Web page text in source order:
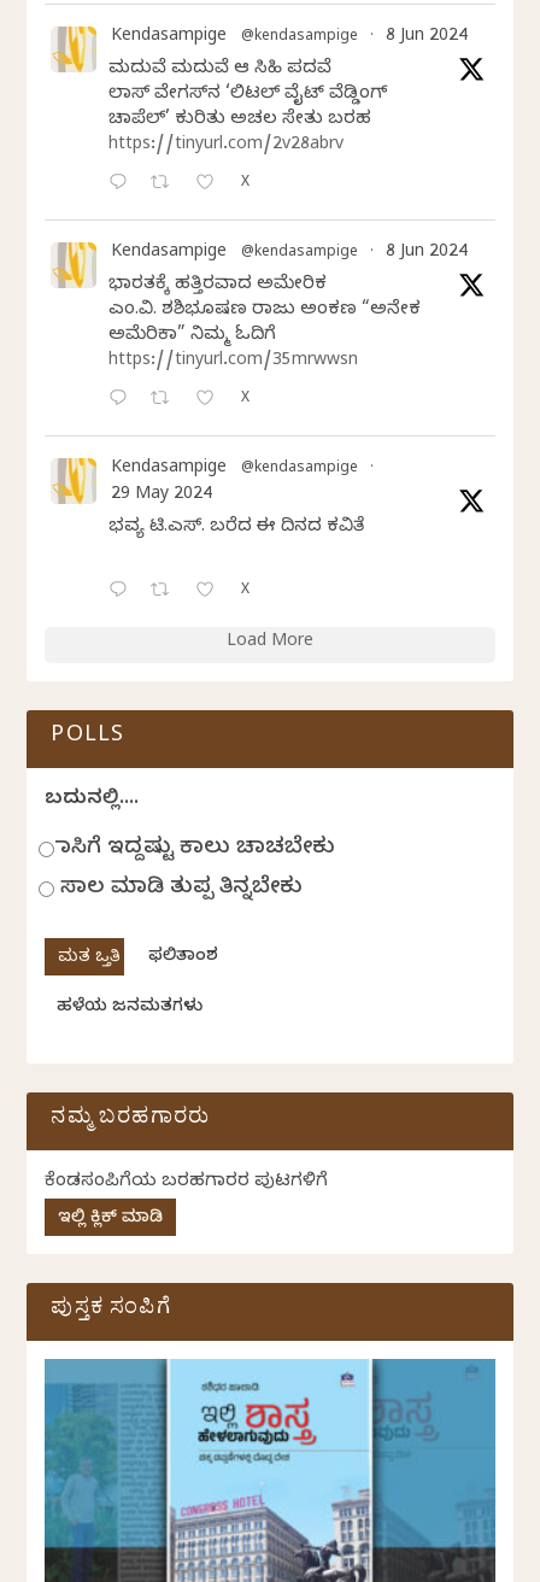
Kendasampige @kendasampige · 8 Jun 2024
ಮದುವೆ ಮದುವೆ ಆ ಸಿಹಿ ಪದವೆ
ಲಾಸ್‌ ವೇಗಸ್‌ನ ‘ಲಿಟಲ್ ವೈಟ್ ವೆಡ್ಡಿಂಗ್
ಚಾಪೆಲ್’ ಕುರಿತು ಅಚಲ ಸೇತು ಬರಹ
https://tinyurl.com/2v28abrv
X
Kendasampige @kendasampige · 8 Jun 2024
ಭಾರತಕ್ಕೆ ಹತ್ತಿರವಾದ ಅಮೇರಿಕ
ಎಂ.ವಿ. ಶಶಿಭೂಷಣ ರಾಜು ಅಂಕಣ “ಅನೇಕ
ಅಮೆರಿಕಾ” ನಿಮ್ಮ ಓದಿಗೆ
https://tinyurl.com/35mrwwsn
X
Kendasampige @kendasampige ·
29 May 2024
ಭವ್ಯ ಟಿ.ಎಸ್. ಬರೆದ ಈ ದಿನದ ಕವಿತೆ
X
Load More
POLLS
ಬದುಕಿನಲ್ಲಿ....
ಹಾಸಿಗೆ ಇದ್ದಷ್ಟು ಕಾಲು ಚಾಚಬೇಕು
ಸಾಲ ಮಾಡಿ ತುಪ್ಪ ತಿನ್ನಬೇಕು
ಫಲಿತಾಂಶ
ಹಳೆಯ ಜನಮತಗಳು
ನಮ್ಮ ಬರಹಗಾರರು
ಕೆಂಡಸಂಪಿಗೆಯ ಬರಹಗಾರರ ಪುಟಗಳಿಗೆ
ಇಲ್ಲಿ ಕ್ಲಿಕ್ ಮಾಡಿ
ಪುಸ್ತಕ ಸಂಪಿಗೆ